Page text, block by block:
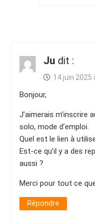
Ju dit :
14 juin 2025
Bonjour,
J’aimerais m’inscrire
solo, mode d’emploi.
Quel est le lien à
Est-ce qu’il y a des
aussi ?
Merci pour tout ce
Répondre